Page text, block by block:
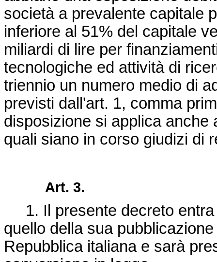
società a prevalente capitale
inferiore al 51% del capitale
miliardi di lire per
tecnologiche ed attività di
triennio un numero medio di
previsti dall'art. 1, comma
disposizione si applica anche
quali siano in corso giudizi di
Art. 3.
1. Il presente decreto entra
quello della sua
Repubblica italiana e sarà